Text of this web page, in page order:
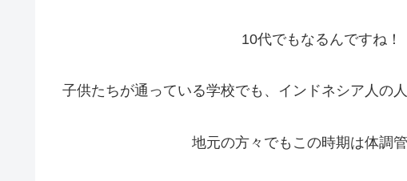
10代でもなるんですね！
子供たちが通っている学校でも、インドネシア人の
地元の方々でもこの時期は体調